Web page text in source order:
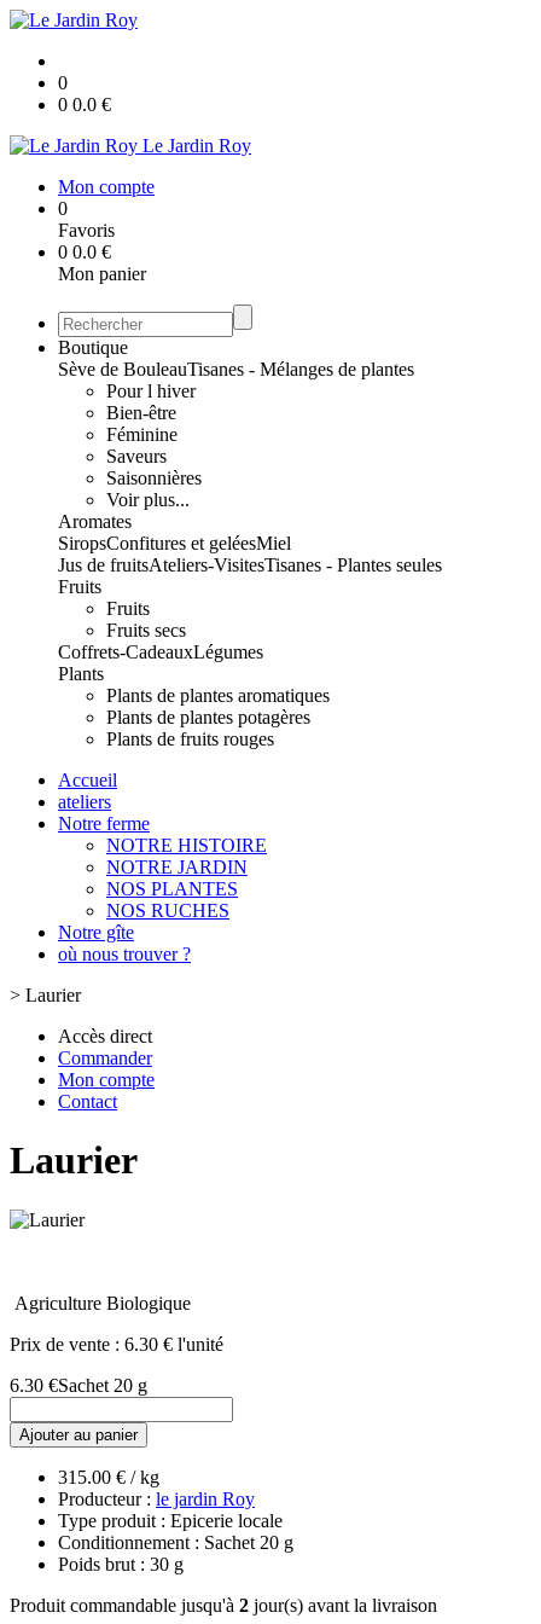
0
0 0.0 €
Le Jardin Roy
Mon compte
0
Favoris
0 0.0 €
Mon panier
Boutique
Sève de BouleauTisanes - Mélanges de plantes
Pour l hiver
Bien-être
Féminine
Saveurs
Saisonnières
Voir plus...
Aromates
SiropsConfitures et geléesMiel
Jus de fruitsAteliers-VisitesTisanes - Plantes seules
Fruits
Fruits
Fruits secs
Coffrets-CadeauxLégumes
Plants
Plants de plantes aromatiques
Plants de plantes potagères
Plants de fruits rouges
Accueil
ateliers
Notre ferme
NOTRE HISTOIRE
NOTRE JARDIN
NOS PLANTES
NOS RUCHES
Notre gîte
où nous trouver ?
> Laurier
Accès direct
Commander
Mon compte
Contact
Laurier
Agriculture Biologique
Prix de vente : 6.30 € l'unité
6.30 €Sachet 20 g
Ajouter au panier
315.00 € / kg
Producteur : le jardin Roy
Type produit : Epicerie locale
Conditionnement : Sachet 20 g
Poids brut : 30 g
Produit commandable jusqu'à 2 jour(s) avant la livraison